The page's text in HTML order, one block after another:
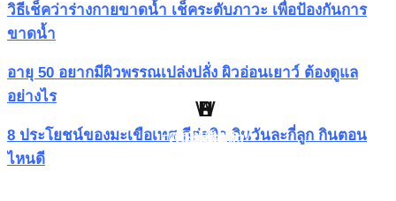
วิธีเช็คว่าร่างกายขาดน้ำ เช็คระดับภาวะ เพื่อป้องกันการ
ขาดน้ำ
อายุ 50 อยากมีผิวพรรณเปล่งปลั่ง ผิวอ่อนเยาว์ ต้องดูแล
อย่างไร
8 ประโยชน์ของมะเขือเทศ ดีต่อผิว กินวันละกี่ลูก กินตอน
ไหนดี
H
Health
B
Business
S
Social
L
Living
P
Point Of View
W
Work Clinic